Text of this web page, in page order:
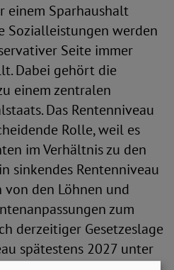
einem Sparhaushalt
Sozialleistungen werden
Seite immer
Dabei gehört die
einem zentralen
Das Rentenniveau
Rolle, weil es
im Verhältnis zu den
sinkendes Rentenniveau
den Löhnen und
zum
derzeitiger Gesetzeslage
spätestens 2027 unter